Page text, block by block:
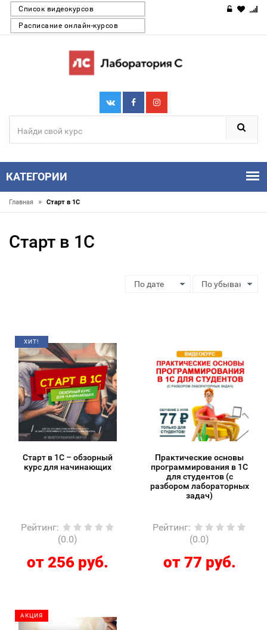
Список видеокурсов
Расписание онлайн-курсов
КАТЕГОРИИ
Главная » Старт в 1С
Старт в 1С
ХИТ!
Старт в 1С – обзорный
курс для начинающих
Рейтинг:
(0.0)
от 256 руб.
Практические основы
программирования в 1С
для студентов (с
разбором лабораторных
задач)
Рейтинг:
(0.0)
от 77 руб.
АКЦИЯ